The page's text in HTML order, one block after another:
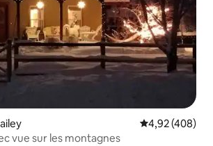
Évaluation
4,92 (408)
vue sur les montagnes